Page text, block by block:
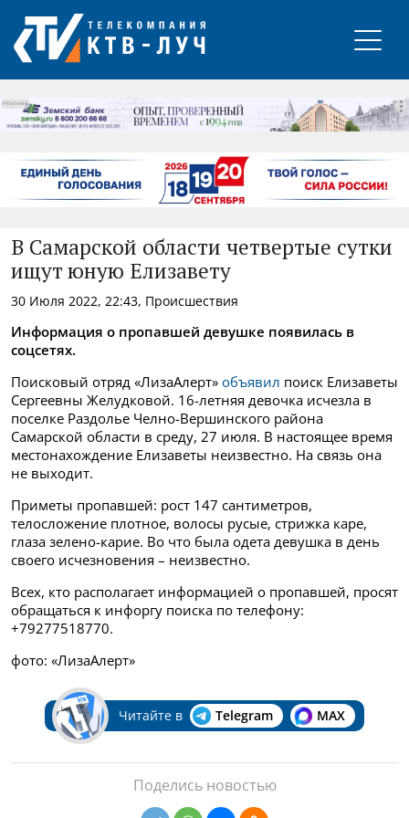
РЕКЛАМА
В Самарской области четвертые сутки
ищут юную Елизавету
30 Июля 2022, 22:43, Происшествия
Информация о пропавшей девушке появилась в
соцсетях.
Поисковый отряд «ЛизаАлерт» объявил поиск Елизаветы
Сергеевны Желудковой. 16-летняя девочка исчезла в
поселке Раздолье Челно-Вершинского района
Самарской области в среду, 27 июля. В настоящее время
местонахождение Елизаветы неизвестно. На связь она
не выходит.
Приметы пропавшей: рост 147 сантиметров,
телосложение плотное, волосы русые, стрижка каре,
глаза зелено-карие. Во что была одета девушка в день
своего исчезновения – неизвестно.
Всех, кто располагает информацией о пропавшей, просят
обращаться к инфоргу поиска по телефону:
+79277518770.
фото: «ЛизаАлерт»
Читайте в Telegram MAX
Поделись новостью